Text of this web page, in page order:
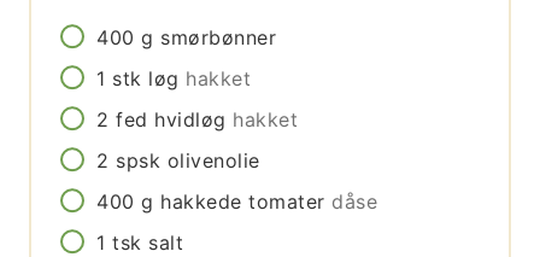
400 g smørbønner
1 stk løg hakket
2 fed hvidløg hakket
2 spsk olivenolie
400 g hakkede tomater dåse
1 tsk salt